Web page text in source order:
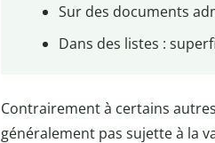
Sur des documents
Dans des listes :
Contrairement à certains
généralement pas sujette à la